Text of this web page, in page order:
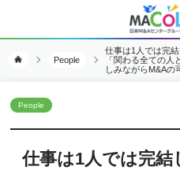
People
仕事は1人では完
「関わる全ての
しみながらM&Aの
People
仕事は1人では完